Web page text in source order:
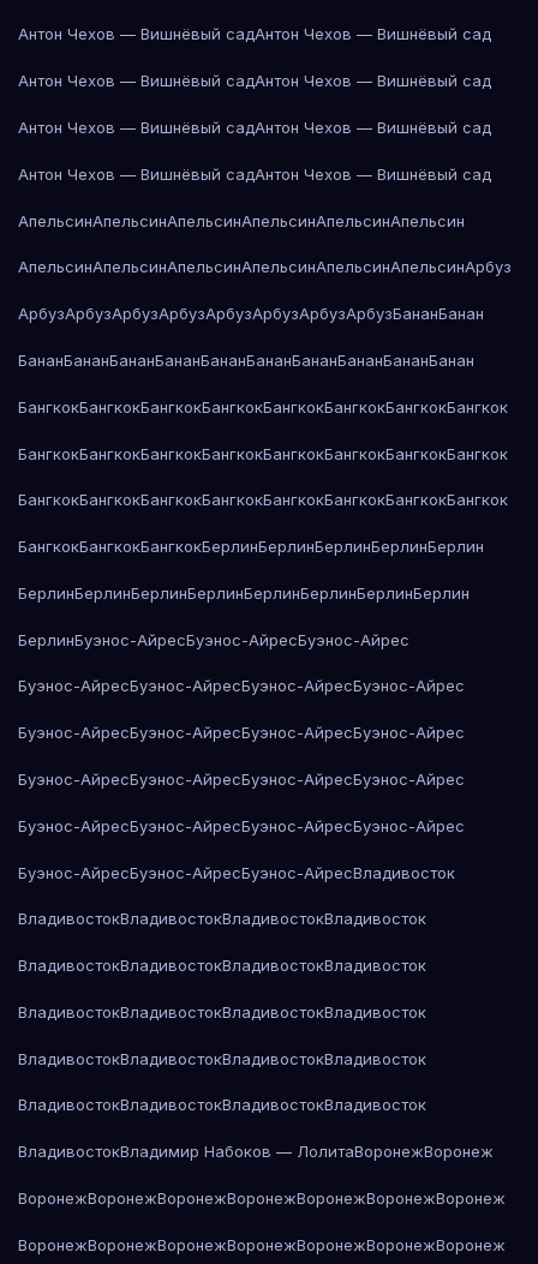
Антон Чехов — Вишнёвый садАнтон Чехов — Вишнёвый сад
Антон Чехов — Вишнёвый садАнтон Чехов — Вишнёвый сад
Антон Чехов — Вишнёвый садАнтон Чехов — Вишнёвый сад
Антон Чехов — Вишнёвый садАнтон Чехов — Вишнёвый сад
АпельсинАпельсинАпельсинАпельсинАпельсинАпельсин
АпельсинАпельсинАпельсинАпельсинАпельсинАпельсинАрбуз
АрбузАрбузАрбузАрбузАрбузАрбузАрбузАрбузБананБанан
БананБананБананБананБананБананБананБананБананБанан
БангкокБангкокБангкокБангкокБангкокБангкокБангкокБангкок
БангкокБангкокБангкокБангкокБангкокБангкокБангкокБангкок
БангкокБангкокБангкокБангкокБангкокБангкокБангкокБангкок
БангкокБангкокБангкокБерлинБерлинБерлинБерлинБерлин
БерлинБерлинБерлинБерлинБерлинБерлинБерлинБерлин
БерлинБуэнос-АйресБуэнос-АйресБуэнос-Айрес
Буэнос-АйресБуэнос-АйресБуэнос-АйресБуэнос-Айрес
Буэнос-АйресБуэнос-АйресБуэнос-АйресБуэнос-Айрес
Буэнос-АйресБуэнос-АйресБуэнос-АйресБуэнос-Айрес
Буэнос-АйресБуэнос-АйресБуэнос-АйресБуэнос-Айрес
Буэнос-АйресБуэнос-АйресБуэнос-АйресВладивосток
ВладивостокВладивостокВладивостокВладивосток
ВладивостокВладивостокВладивостокВладивосток
ВладивостокВладивостокВладивостокВладивосток
ВладивостокВладивостокВладивостокВладивосток
ВладивостокВладивостокВладивостокВладивосток
ВладивостокВладимир Набоков — ЛолитаВоронежВоронеж
ВоронежВоронежВоронежВоронежВоронежВоронежВоронеж
ВоронежВоронежВоронежВоронежВоронежВоронежВоронеж